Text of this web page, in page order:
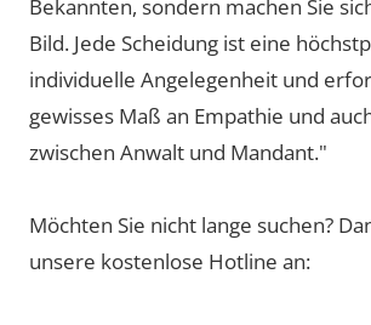
Bekannten, sondern machen Sie
Bild. Jede Scheidung ist eine
individuelle Angelegenheit und
gewisses Maß an Empathie und
zwischen Anwalt und Mandant."
Möchten Sie nicht lange suchen?
unsere kostenlose Hotline an: